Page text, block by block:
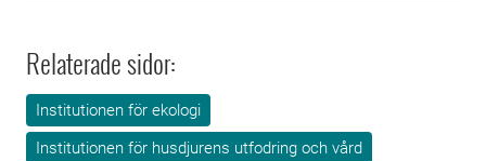
Relaterade sidor:
Institutionen för ekologi
Institutionen för husdjurens utfodring och vård